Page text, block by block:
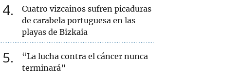
4
Cuatro vizcainos sufren picaduras
de carabela portuguesa en las
playas de Bizkaia
5
“La lucha contra el cáncer nunca
terminará”